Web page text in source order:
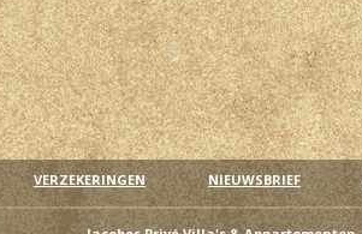
VERZEKERINGEN NIEUWSBRIEF